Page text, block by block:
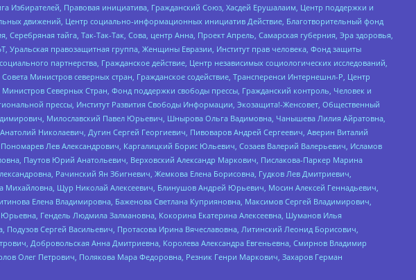
Правовая инициатива, Гражданский Союз, Хасдей Ерушалаим, Центр поддержки и
движений, Центр социально-информационных инициатив Действие, Благотворительный фонд
тайга, Так-Так-Так, Сова, центр Анна, Проект Апрель, Самарская губерния, Эра здоровья,
правозащитная группа, Женщины Евразии, Институт прав человека, Фонд защиты
партнерства, Гражданское действие, Центр независимых социологических исследований,
Министров северных стран, Гражданское содействие, Трансперенси Интернешнл-Р, Центр
Северных Стран, Фонд поддержки свободы прессы, Гражданский контроль, Человек и
прессы, Институт Развития Свободы Информации, Экозащита!-Женсовет, Общественный
Милославский Павел Юрьевич, Шнырова Ольга Вадимовна, Чанышева Лилия Айратовна,
Николаевич, Дугин Сергей Георгиевич, Пивоваров Андрей Сергеевич, Аверин Виталий
Лев Александрович, Каргалицкий Борис Юльевич, Созаев Валерий Валерьевич, Исламов
Паутов Юрий Анатольевич, Верховский Александр Маркович, Пислакова-Паркер Марина
Рачинский Ян Збигневич, Жемкова Елена Борисовна, Гудков Лев Дмитриевич,
Михайловна, Щур Николай Алексеевич, Блинушов Андрей Юрьевич, Мосин Алексей Геннадьевич,
Елена Владимировна, Баженова Светлана Куприяновна, Максимов Сергей Владимирович,
Гендель Людмила Залмановна, Кокорина Екатерина Алексеевна, Шуманов Илья
Сергей Васильевич, Протасова Ирина Вячеславовна, Литинский Леонид Борисович,
Добровольская Анна Дмитриевна, Королева Александра Евгеньевна, Смирнов Владимир
Олег Петрович, Полякова Мара Федоровна, Резник Генри Маркович, Захаров Герман